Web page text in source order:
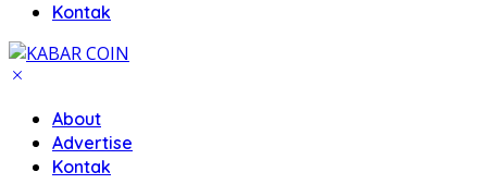
Kontak
About
Advertise
Kontak